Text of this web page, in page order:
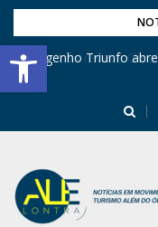
Barra de Ferramentas Aberta
Engenho Triunfo